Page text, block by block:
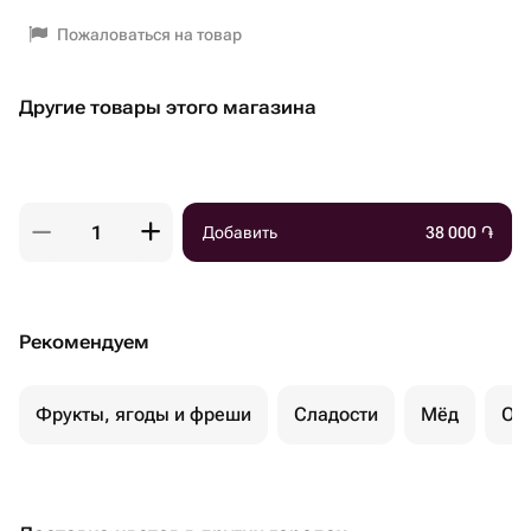
Пожаловаться на товар
Другие товары этого магазина
Добавить 38 000 ֏
Рекомендуем
Фрукты, ягоды и фреши Сладости Мёд